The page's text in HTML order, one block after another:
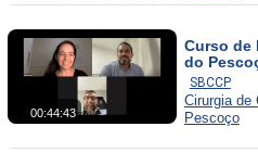
00:44:43
Curso de
do
Cabeça e
SBCCP
Cirurgia de
Pescoço